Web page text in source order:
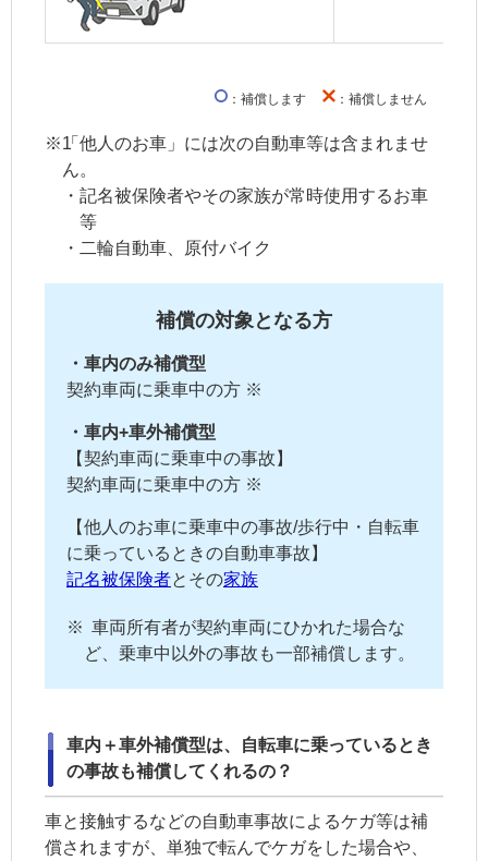
：補償します ：補償しません
※1「他人のお車」には次の自動車等は含まれませ
ん。
・ 記名被保険者やその家族が常時使用するお車
等
・ 二輪自動車、原付バイク
補償の対象となる方
・車内のみ補償型
契約車両に乗車中の方 ※
・車内+車外補償型
【契約車両に乗車中の事故】
契約車両に乗車中の方 ※
【他人のお車に乗車中の事故/歩行中・自転車
に乗っているときの自動車事故】
記名被保険者とその家族
※ 車両所有者が契約車両にひかれた場合な
ど、乗車中以外の事故も一部補償します。
車内＋車外補償型は、自転車に乗っているとき
の事故も補償してくれるの？
車と接触するなどの自動車事故によるケガ等は補
償されますが、単独で転んでケガをした場合や、